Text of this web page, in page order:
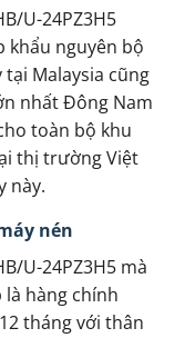
U-24PZ3H5
khẩu nguyên bộ
tại Malaysia cũng
nhất Đông Nam
toàn bộ khu
thị trường Việt
này.
nén
U-24PZ3H5 mà
là hàng chính
tháng với thân